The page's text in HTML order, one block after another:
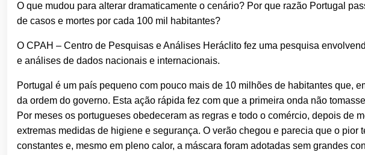
O que mudou para alterar dramaticamente o cenário? Por que razão Portugal
de casos e mortes por cada 100 mil habitantes?
O CPAH – Centro de Pesquisas e Análises Heráclito fez uma pesquisa
e análises de dados nacionais e internacionais.
Portugal é um país pequeno com pouco mais de 10 milhões de habitantes que,
da ordem do governo. Esta ação rápida fez com que a primeira onda não
Por meses os portugueses obedeceram as regras e todo o comércio, depois de
extremas medidas de higiene e segurança. O verão chegou e parecia que o pior
constantes e, mesmo em pleno calor, a máscara foram adotadas sem grandes